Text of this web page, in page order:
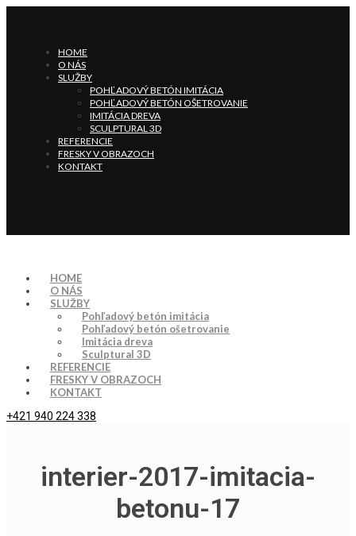
HOME
O NÁS
SLUŽBY
POHĽADOVÝ BETÓN IMITÁCIA
POHĽADOVÝ BETÓN OŠETROVANIE
IMITÁCIA DREVA
SCULPTURAL 3D
REFERENCIE
FRESKY V OBRAZOCH
KONTAKT
HOME
O NÁS
SLUŽBY
Pohľadový betón imitácia
Pohľadový betón ošetrovanie
Imitácia dreva
Sculptural 3D
REFERENCIE
FRESKY V OBRAZOCH
KONTAKT
+421 940 224 338
interier-2017-imitacia-
betonu-17